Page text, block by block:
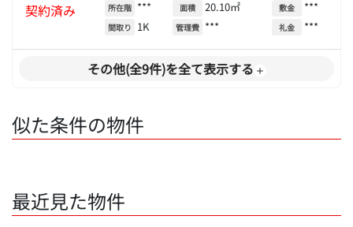
契約済み 所在階 ***
間取り 1K
面積 20.10㎡
管理費 ***
敷金 ***
礼金 ***
その他(全9件)を全て表示する
似た条件の物件
最近見た物件